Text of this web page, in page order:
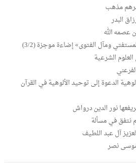
مذهب
البدر
عصمه الله
«فقه الحال واعتبار المآل: حال المستفتي ومآل الفتوى» إضاءة موجزة (3/2)
الشرعية
(23) توحيد الألوهية الدعوة إلى توحيد الألوهية في القرآن
نور الدين درواش
نتفق في مسألة
آل عبد اللطيف
موسى نصر